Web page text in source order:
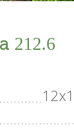
212.6